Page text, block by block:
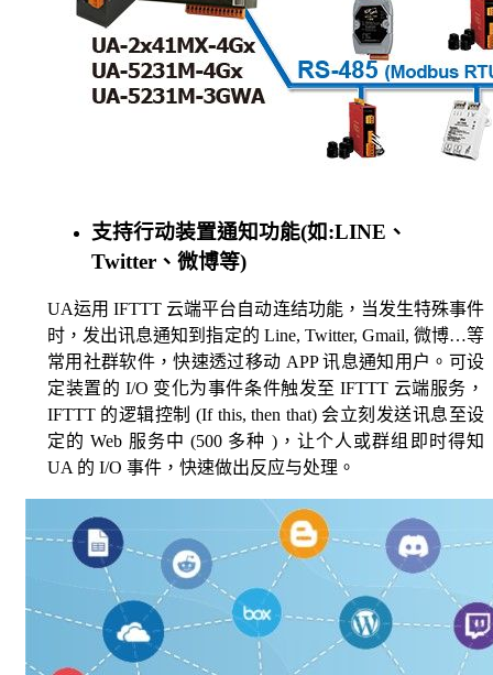
支持行动装置通知功能(如:LINE、
Twitter、微博等)
UA运用 IFTTT 云端平台自动连结功能，当发生特殊事件
时，发出讯息通知到指定的 Line, Twitter, Gmail, 微博…等
常用社群软件，快速透过移动 APP 讯息通知用户。可设
定装置的 I/O 变化为事件条件触发至 IFTTT 云端服务，
IFTTT 的逻辑控制 (If this, then that) 会立刻发送讯息至设
定的 Web 服务中 (500 多种 )，让个人或群组即时得知
UA 的 I/O 事件，快速做出反应与处理。